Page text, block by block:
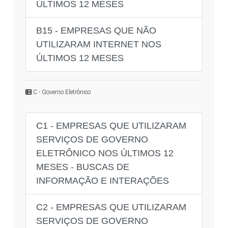
ÚLTIMOS 12 MESES
B15 - EMPRESAS QUE NÃO
UTILIZARAM INTERNET NOS
ÚLTIMOS 12 MESES
C - Governo Eletrônico
C1 - EMPRESAS QUE UTILIZARAM
SERVIÇOS DE GOVERNO
ELETRÔNICO NOS ÚLTIMOS 12
MESES - BUSCAS DE
INFORMAÇÃO E INTERAÇÕES
C2 - EMPRESAS QUE UTILIZARAM
SERVIÇOS DE GOVERNO